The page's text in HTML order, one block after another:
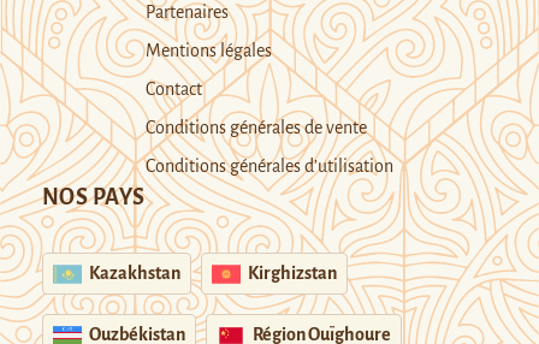
Partenaires
Mentions légales
Contact
Conditions générales de vente
Conditions générales d’utilisation
NOS PAYS
Kazakhstan Kirghizstan
Ouzbékistan Région Ouïghoure